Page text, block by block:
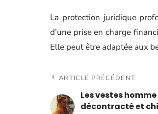
La protection juridique
d’une prise en charge
Elle peut être adaptée aux
ARTICLE PRÉCÉDENT
Les vestes
décontracté et